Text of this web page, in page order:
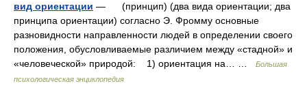
вид ориентации — (принцип) (два вида ориентации; два
принципа ориентации) согласно Э. Фромму основные
разновидности направленности людей в определении своего
положения, обусловливаемые различием между «стадной» и
«человеческой» природой: 1) ориентация на… …
Большая
психологическая энциклопедия